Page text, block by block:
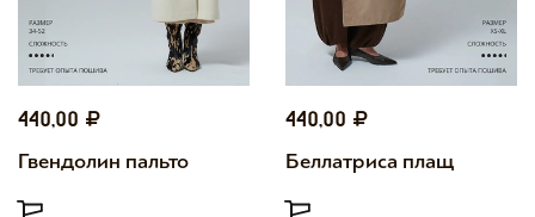
440,00
Гвендолин пальто
440,00
Беллатриса плащ